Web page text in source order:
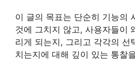
이 글의 목표는 단순히 기능의
것에 그치지 않고, 사용자들이
리게 되는지, 그리고 각각의 선
치는지에 대해 깊이 있는 통찰